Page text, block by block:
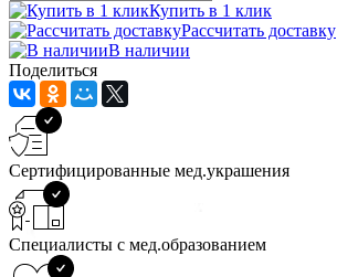
Купить в 1 клик
Рассчитать доставку
В наличии
Поделиться
Сертифицированные мед.украшения
Специалисты с мед.образованием